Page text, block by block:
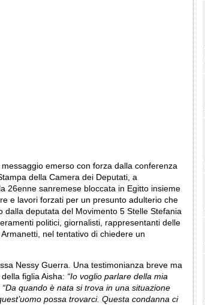
messaggio emerso con forza dalla conferenza
della Camera dei Deputati, a
26enne sanremese bloccata in Egitto insieme
e lavori forzati per un presunto adulterio che
deputata del Movimento 5 Stelle Stefania
politici, giornalisti, rappresentanti delle
nel tentativo di chiedere un
Nessy Guerra. Una testimonianza breve ma
figlia Aisha: “Io voglio parlare della mia
“Da quando è nata si trova in una situazione
possa trovarci. Questa condanna ci